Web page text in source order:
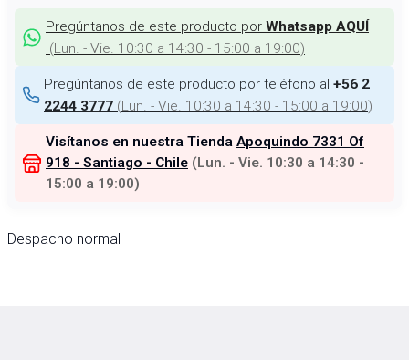
Pregúntanos de este producto por Whatsapp AQUÍ
(Lun. - Vie. 10:30 a 14:30 - 15:00 a 19:00)
Pregúntanos de este producto por teléfono al +56 2
2244 3777 (Lun. - Vie. 10:30 a 14:30 - 15:00 a 19:00)
Visítanos en nuestra Tienda Apoquindo 7331 Of
918 - Santiago - Chile (Lun. - Vie. 10:30 a 14:30 -
15:00 a 19:00)
Despacho normal